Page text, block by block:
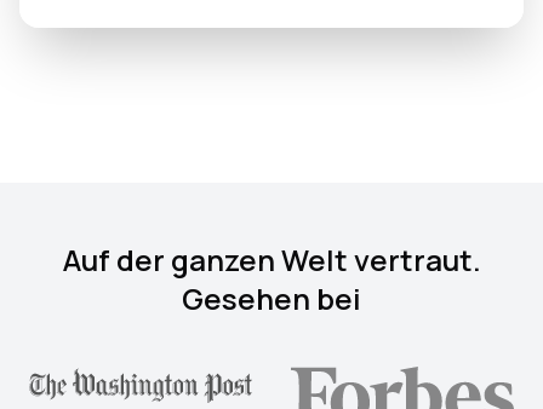
Auf der ganzen Welt vertraut.
Gesehen bei